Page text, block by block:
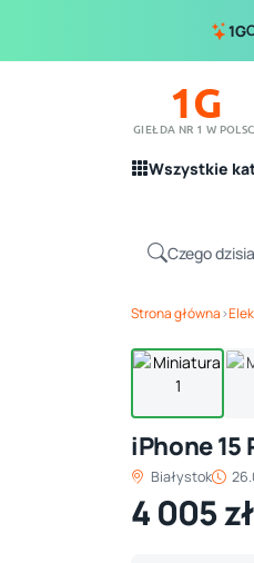
1G
1G
GIEŁDA NR 1 W
Wszystkie
Strona główna›
iPhone 15
Białystok
4 005 zł